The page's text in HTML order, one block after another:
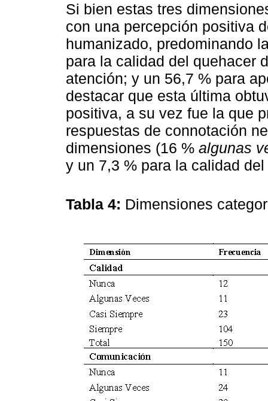
Si bien estas tres
con una percepción positiva
humanizado, predominando
para la calidad del quehacer
atención; y un 56,7 % para
destacar que esta última
positiva, a su vez fue la que
respuestas de connotación
dimensiones (16 % algunas
y un 7,3 % para la calidad
Tabla 4: Dimensiones